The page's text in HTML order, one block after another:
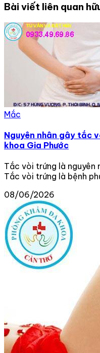
Bài viết liên quan
Mắc
Nguyên nhân gây tắc
khoa Gia Phước
Tắc vòi trứng là nguyên
Tắc vòi trứng là bệnh
08/06/2026